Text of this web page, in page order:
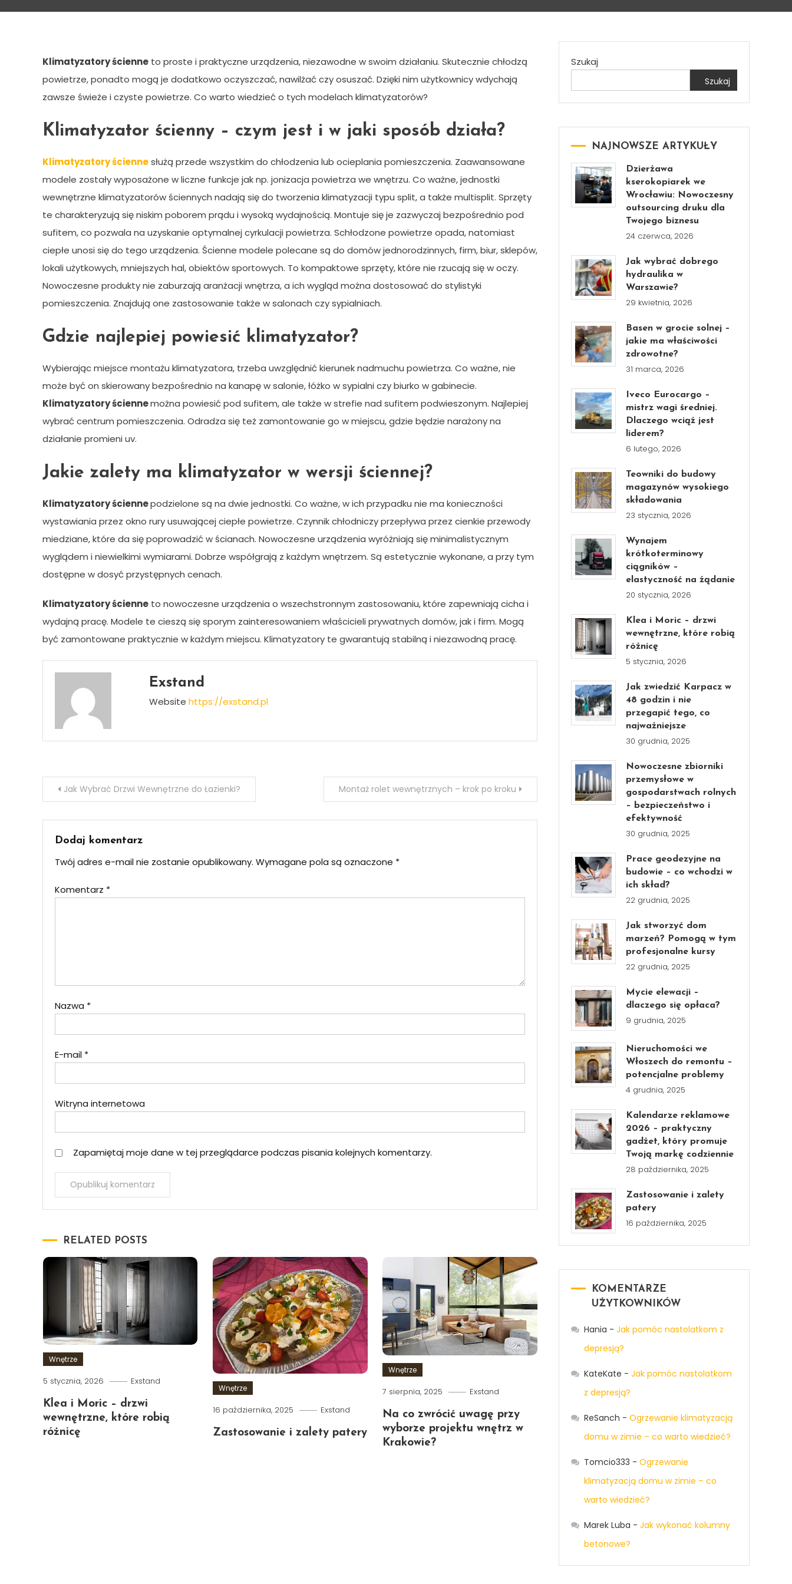
Klimatyzatory ściennie – co trzeba o nich wiedzieć?
Klimatyzatory ścienne to proste i praktyczne urządzenia, niezawodne w swoim działaniu. Skutecznie chłodzą
powietrze, ponadto mogą je dodatkowo oczyszczać, nawilżać czy osuszać. Dzięki nim użytkownicy wdychają
zawsze świeże i czyste powietrze. Co warto wiedzieć o tych modelach klimatyzatorów?
Klimatyzator ścienny – czym jest i w jaki sposób działa?
Klimatyzatory ściennesłużą przede wszystkim do chłodzenia lub ocieplania pomieszczenia. Zaawansowane
modele zostały wyposażone w liczne funkcje jak np. jonizacja powietrza we wnętrzu. Co ważne, jednostki
wewnętrzne klimatyzatorów ściennych nadają się do tworzenia klimatyzacji typu split, a także multisplit. Sprzęty
te charakteryzują się niskim poborem prądu i wysoką wydajnością. Montuje się je zazwyczaj bezpośrednio pod
sufitem, co pozwala na uzyskanie optymalnej cyrkulacji powietrza. Schłodzone powietrze opada, natomiast
ciepłe unosi się do tego urządzenia. Ścienne modele polecane są do domów jednorodzinnych, firm, biur, sklepów,
lokali użytkowych, mniejszych hal, obiektów sportowych. To kompaktowe sprzęty, które nie rzucają się w oczy.
Nowoczesne produkty nie zaburzają aranżacji wnętrza, a ich wygląd można dostosować do stylistyki
pomieszczenia. Znajdują one zastosowanie także w salonach czy sypialniach.
Gdzie najlepiej powiesić klimatyzator?
Wybierając miejsce montażu klimatyzatora, trzeba uwzględnić kierunek nadmuchu powietrza. Co ważne, nie
może być on skierowany bezpośrednio na kanapę w salonie, łóżko w sypialni czy biurko w gabinecie.
Klimatyzatory ściennemożna powiesić pod sufitem, ale także w strefie nad sufitem podwieszonym. Najlepiej
wybrać centrum pomieszczenia. Odradza się też zamontowanie go w miejscu, gdzie będzie narażony na
działanie promieni uv.
Jakie zalety ma klimatyzator w wersji ściennej?
Klimatyzatory ściennepodzielone są na dwie jednostki. Co ważne, w ich przypadku nie ma konieczności
wystawiania przez okno rury usuwającej ciepłe powietrze. Czynnik chłodniczy przepływa przez cienkie przewody
miedziane, które da się poprowadzić w ścianach. Nowoczesne urządzenia wyróżniają się minimalistycznym
wyglądem i niewielkimi wymiarami. Dobrze współgrają z każdym wnętrzem. Są estetycznie wykonane, a przy tym
dostępne w dosyć przystępnych cenach.
Klimatyzatory ścienne to nowoczesne urządzenia o wszechstronnym zastosowaniu, które zapewniają cicha i
wydajną pracę. Modele te cieszą się sporym zainteresowaniem właścicieli prywatnych domów, jak i firm. Mogą
być zamontowane praktycznie w każdym miejscu. Klimatyzatory te gwarantują stabilną i niezawodną pracę.
Exstand
Website https://exstand.pl
Nawigacja
wpisu
Jak Wybrać Drzwi Wewnętrzne do Łazienki? Montaż rolet wewnętrznych – krok po kroku
Dodaj komentarz
Twój adres e-mail nie zostanie opublikowany. Wymagane pola są oznaczone *
Komentarz *
Nazwa *
E-mail *
Witryna internetowa
Zapamiętaj moje dane w tej przeglądarce podczas pisania kolejnych komentarzy.
RELATED POSTS
Wnętrze
5 stycznia, 2026 Exstand
Klea i Moric – drzwi
wewnętrzne, które robią
różnicę
Wnętrze
16 października, 2025 Exstand
Zastosowanie i zalety patery
Wnętrze
7 sierpnia, 2025 Exstand
Na co zwrócić uwagę przy
wyborze projektu wnętrz w
Krakowie?
Szukaj
Szukaj
NAJNOWSZE ARTYKUŁY
Dzierżawa
kserokopiarek we
Wrocławiu: Nowoczesny
outsourcing druku dla
Twojego biznesu
24 czerwca, 2026
Jak wybrać dobrego
hydraulika w
Warszawie?
29 kwietnia, 2026
Basen w grocie solnej –
jakie ma właściwości
zdrowotne?
31 marca, 2026
Iveco Eurocargo –
mistrz wagi średniej.
Dlaczego wciąż jest
liderem?
6 lutego, 2026
Teowniki do budowy
magazynów wysokiego
składowania
23 stycznia, 2026
Wynajem
krótkoterminowy
ciągników –
elastyczność na żądanie
20 stycznia, 2026
Klea i Moric – drzwi
wewnętrzne, które robią
różnicę
5 stycznia, 2026
Jak zwiedzić Karpacz w
48 godzin i nie
przegapić tego, co
najważniejsze
30 grudnia, 2025
Nowoczesne zbiorniki
przemysłowe w
gospodarstwach rolnych
– bezpieczeństwo i
efektywność
30 grudnia, 2025
Prace geodezyjne na
budowie – co wchodzi w
ich skład?
22 grudnia, 2025
Jak stworzyć dom
marzeń? Pomogą w tym
profesjonalne kursy
22 grudnia, 2025
Mycie elewacji –
dlaczego się opłaca?
9 grudnia, 2025
Nieruchomości we
Włoszech do remontu –
potencjalne problemy
4 grudnia, 2025
Kalendarze reklamowe
2026 – praktyczny
gadżet, który promuje
Twoją markę codziennie
28 października, 2025
Zastosowanie i zalety
patery
16 października, 2025
KOMENTARZE
UŻYTKOWNIKÓW
Hania - Jak pomóc nastolatkom z
depresją?
KateKate - Jak pomóc nastolatkom
z depresją?
ReSanch - Ogrzewanie klimatyzacją
domu w zimie – co warto wiedzieć?
Tomcio333 - Ogrzewanie
klimatyzacją domu w zimie – co
warto wiedzieć?
Marek Luba - Jak wykonać kolumny
betonowe?